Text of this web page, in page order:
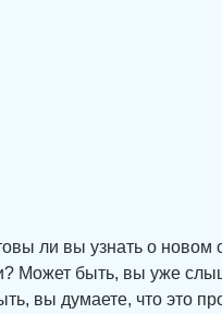
ли вы узнать о новом
Может быть, вы уже
вы думаете, что это